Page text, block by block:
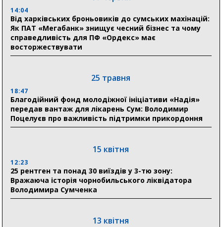
Романько розширює програму відпочинку дітей із
прифронтової Сумщини: перша група оздоровилася
в Австрії
18:30
Ніколаєнко: у Сумах погодили 115 компенсацій на
31 липня
21:01
До 19 400 гривень на паливо: Пенсійний фонд
Сумщини пояснив, як отримати допомогу на зиму
Пенсійному фонді Сумщини пояснили, що робити
людям
14:04
Від харківських броньовиків до сумських махінацій:
Як ПАТ «Мегабанк» знищує чесний бізнес та чому
справедливість для ПФ «Ордекс» має
восторжествувати
25 травня
18:47
Благодійний фонд молодіжної ініціативи «Надія»
передав вантаж для лікарень Сум: Володимир
Поцелуєв про важливість підтримки прикордоння
15 квітня
12:23
25 рентген та понад 30 виїздів у 3-тю зону:
Вражаюча історія чорнобильського ліквідатора
Володимира Сумченка
13 квітня